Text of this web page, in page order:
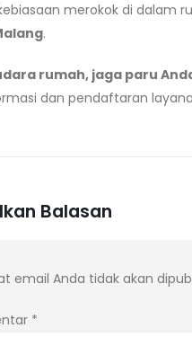
merokok di dalam
.
rumah, jaga paru
dan pendaftaran
Balasan
email Anda tidak akan
*